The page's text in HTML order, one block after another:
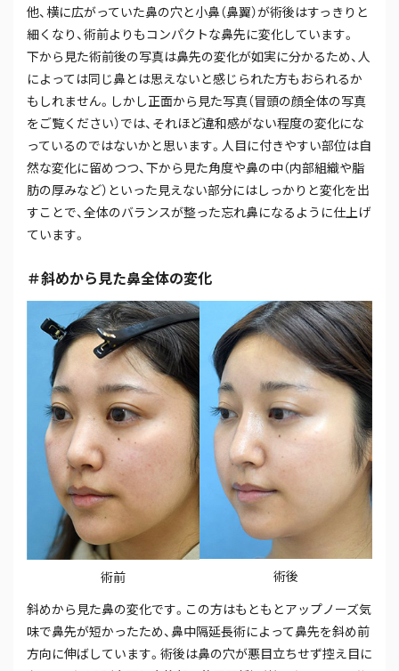
他、横に広がっていた鼻の穴と小鼻（鼻翼）が術後はすっきりと
細くなり、術前よりもコンパクトな鼻先に変化しています。
下から見た術前後の写真は鼻先の変化が如実に分かるため、人
によっては同じ鼻とは思えないと感じられた方もおられるか
もしれません。しかし正面から見た写真（冒頭の顔全体の写真
をご覧ください）では、それほど違和感がない程度の変化にな
っているのではないかと思います。人目に付きやすい部位は自
然な変化に留めつつ、下から見た角度や鼻の中（内部組織や脂
肪の厚みなど）といった見えない部分にはしっかりと変化を出
すことで、全体のバランスが整った忘れ鼻になるように仕上げ
ています。
＃斜めから見た鼻全体の変化
術前
術後
斜めから見た鼻の変化です。この方はもともとアップノーズ気
味で鼻先が短かったため、鼻中隔延長術によって鼻先を斜め前
方向に伸ばしています。術後は鼻の穴が悪目立ちせず控え目に